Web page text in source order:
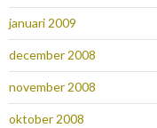
januari 2009
december 2008
november 2008
oktober 2008